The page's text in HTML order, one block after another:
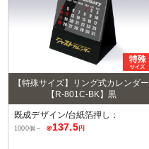
【特殊サイズ】リング式カレンダー
【R-801C-BK】黒
既成デザイン/台紙箔押し：
1000個～ ＠137.5円